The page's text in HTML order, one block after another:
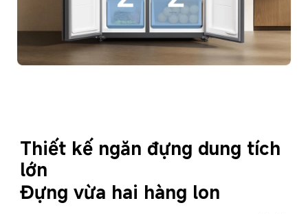
Thiết kế ngăn đựng dung tích
lớn
Đựng vừa hai hàng lon